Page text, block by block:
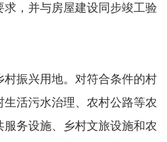
求，并与房屋建设同步竣工验
振兴用地。对符合条件的村
生活污水治理、农村公路等农
务设施、乡村文旅设施和农